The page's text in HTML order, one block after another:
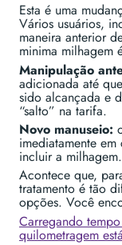
Esta é uma
Vários usuários,
maneira anterior
minima milhagem
Manipulação
adicionada até
sido alcançada e
“salto” na tarifa.
Novo manuseio:
imediatamente
incluir a milhagem.
Acontece que,
tratamento é tão
opções. Você
Carregando
quilometragem